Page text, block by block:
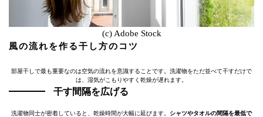
(c) Adobe Stock
風の流れを作る干し方のコツ
部屋干しで最も重要なのは空気の流れを意識することです。洗濯物をただ並べて干すだけで
は、湿気がこもりやすく乾燥が遅れます。
干す間隔を広げる
洗濯物同士が密着していると、乾燥時間が大幅に延びます。 シャツやタオルの間隔を最低で